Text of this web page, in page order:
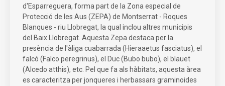
d'Esparreguera, forma part de la Zona especial de
Protecció de les Aus (ZEPA) de Montserrat - Roques
Blanques - riu Llobregat, la qual inclou altres municipis
del Baix Llobregat. Aquesta Zepa destaca per la
presència de l'àliga cuabarrada (Hieraaetus fasciatus), el
falcó (Falco peregrinus), el Duc (Bubo bubo), el blauet
(Alcedo atthis), etc. Pel que fa als hàbitats, aquesta àrea
es caracteritza per jonqueres i herbassars graminoides